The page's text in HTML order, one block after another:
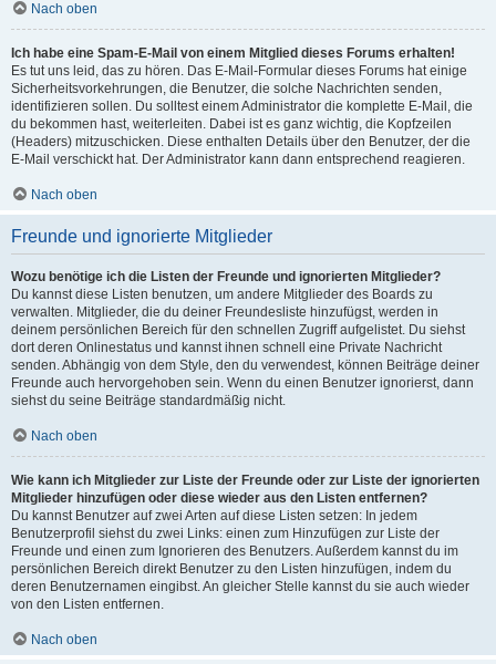
Nach oben
Ich habe eine Spam-E-Mail von einem Mitglied dieses Forums erhalten!
Es tut uns leid, das zu hören. Das E-Mail-Formular dieses Forums hat einige
Sicherheitsvorkehrungen, die Benutzer, die solche Nachrichten senden,
identifizieren sollen. Du solltest einem Administrator die komplette E-Mail, die
du bekommen hast, weiterleiten. Dabei ist es ganz wichtig, die Kopfzeilen
(Headers) mitzuschicken. Diese enthalten Details über den Benutzer, der die
E-Mail verschickt hat. Der Administrator kann dann entsprechend reagieren.
Nach oben
Freunde und ignorierte Mitglieder
Wozu benötige ich die Listen der Freunde und ignorierten Mitglieder?
Du kannst diese Listen benutzen, um andere Mitglieder des Boards zu
verwalten. Mitglieder, die du deiner Freundesliste hinzufügst, werden in
deinem persönlichen Bereich für den schnellen Zugriff aufgelistet. Du siehst
dort deren Onlinestatus und kannst ihnen schnell eine Private Nachricht
senden. Abhängig von dem Style, den du verwendest, können Beiträge deiner
Freunde auch hervorgehoben sein. Wenn du einen Benutzer ignorierst, dann
siehst du seine Beiträge standardmäßig nicht.
Nach oben
Wie kann ich Mitglieder zur Liste der Freunde oder zur Liste der ignorierten
Mitglieder hinzufügen oder diese wieder aus den Listen entfernen?
Du kannst Benutzer auf zwei Arten auf diese Listen setzen: In jedem
Benutzerprofil siehst du zwei Links: einen zum Hinzufügen zur Liste der
Freunde und einen zum Ignorieren des Benutzers. Außerdem kannst du im
persönlichen Bereich direkt Benutzer zu den Listen hinzufügen, indem du
deren Benutzernamen eingibst. An gleicher Stelle kannst du sie auch wieder
von den Listen entfernen.
Nach oben